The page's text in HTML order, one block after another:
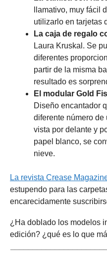
llamativo, muy fácil
utilizarlo en tarjetas
La caja de regalo
Laura Kruskal. Se
diferentes
partir de la misma
resultado es
El modular Gold
Diseño encantador
diferente número de
vista por delante y
papel blanco, se
nieve.
La revista Crease
estupendo para las
encarecidamente
¿Ha doblado los modelos
edición? ¿qué es lo que